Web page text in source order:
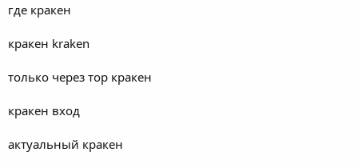
где кракен
кракен kraken
только через тор кракен
кракен вход
актуальный кракен